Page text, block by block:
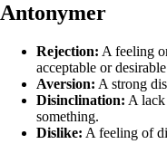
Antonymer
Rejection: A feeling
acceptable or
Aversion: A strong
Disinclination: A
something.
Dislike: A feeling of